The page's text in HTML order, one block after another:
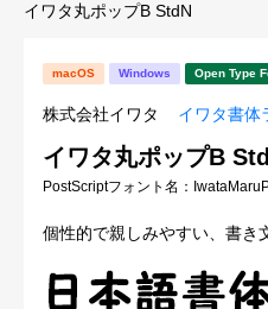
イワタ丸ポップB StdN
macOS Windows Open Type
株式会社イワタ イワタ書体
イワタ丸ポップB
PostScriptフォント名：
個性的で親しみやすい、書き